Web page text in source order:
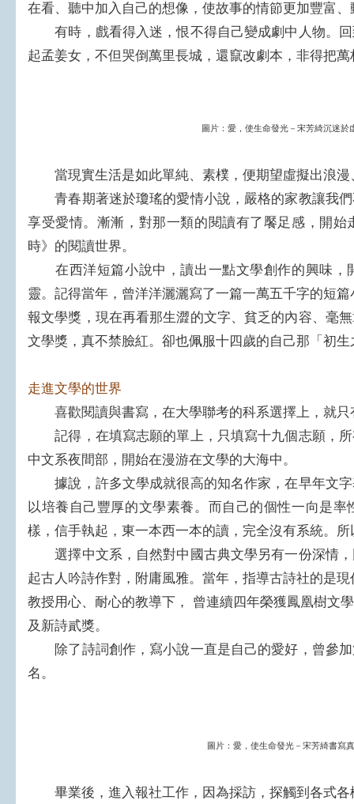
在看、聽中加入自己的想像，使故事的情節更加豐富
有時，戲看得入迷，恨不得自己變成劇中人物。回
起孟姜女，不但哭倒萬里長城，還竄改劇本，非得把
圖片：愛，使生命發光－宋芳綺沉迷於
當現實生活是如此單純、素樸，便期望虛擬出浪漫
青春期著迷於瓊瑤的愛情小說，嚴格的家教讓我們
享受愛情。漸漸，對那一類的閱讀有了饜足感，開
時》的閱讀世界。
在西洋短篇小說中，讀出一點文學創作的興味，
靈。記得當年，曾洋洋灑灑寫了一篇一萬五千字的短
報文學獎，現在再看那生澀的文字、貧乏的內容、毫
文學獎，真不禁臉紅。卻也佩服十四歲的自己那「初
走進文學的世界
喜歡閱讀與書寫，在大學聯考的科系選擇上，就只
記得，在填寫志願的單上，只填寫十九個志願，所
中文系夜間部，開始在漫游在文學的大海中。
據說，許多文學成就很高的知名作家，在早年文字
以培養自己豐厚的文學素養。而自己的個性一向是
樣，信手執起，東一本西一本的讀，完全沒有系統。
選擇中文系，自然對中國古典文學另有一份深情，
起古人吟詩作對，附庸風雅。當年，指導古詩社的是
教授用心、耐心的教導下， 曾連續四年榮獲鳳凰樹文
及新詩貳獎。
除了詩詞創作，寫小說一直是自己的愛好，曾參加
名。
圖片：愛，使生命發光－宋芳綺書寫
畢業後，進入報社工作，因為採訪，探觸到各式各